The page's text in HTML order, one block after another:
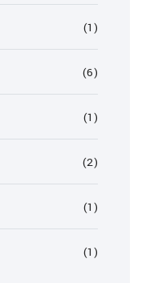
(1)
(6)
(1)
(2)
(1)
(1)